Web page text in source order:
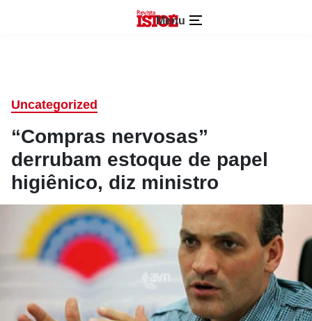
Menu
Uncategorized
“Compras nervosas”
derrubam estoque de papel
higiênico, diz ministro